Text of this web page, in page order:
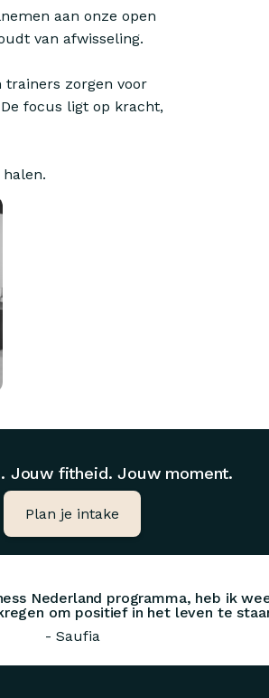
aan onze open
van afwisseling.
trainers zorgen voor
focus ligt op kracht,
Jouw fitheid. Jouw moment.
Plan je intake
Nederland programma, heb ik
om positief in het leven te
- Saufia